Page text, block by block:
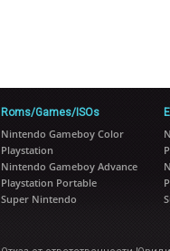
Roms/Games/ISOs
Nintendo Gameboy Color
Playstation
Nintendo Gameboy Advance
Playstation Portable
Super Nintendo